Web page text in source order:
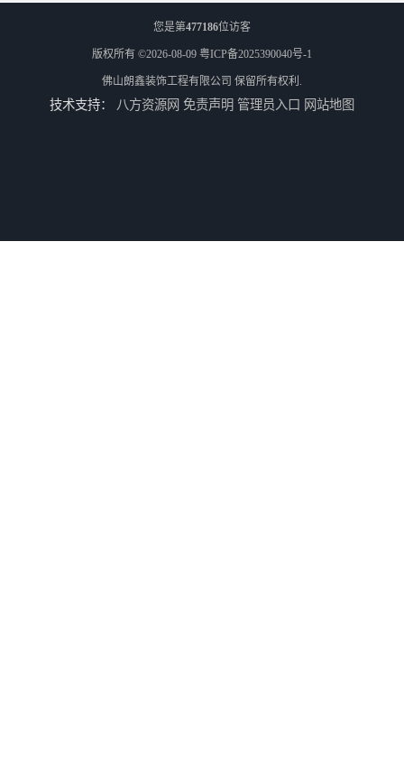
您是第477186位访客
版权所有 ©2026-08-09 粤ICP备2025390040号-1
佛山朗鑫装饰工程有限公司 保留所有权利.
技术支持： 八方资源网 免责声明 管理员入口 网站地图